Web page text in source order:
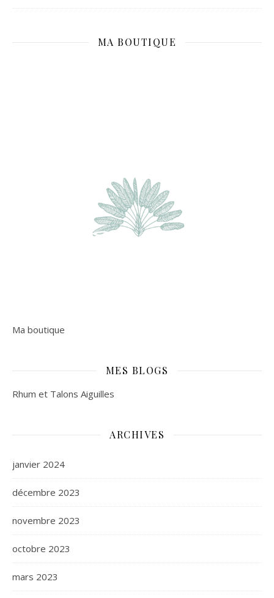
MA BOUTIQUE
Ma boutique
MES BLOGS
Rhum et Talons Aiguilles
ARCHIVES
janvier 2024
décembre 2023
novembre 2023
octobre 2023
mars 2023